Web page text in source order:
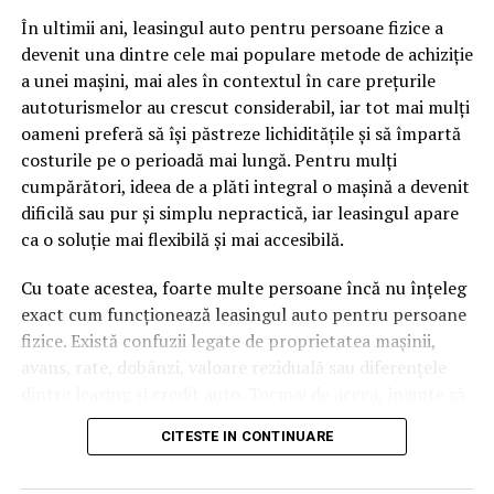
cuvinte tematice, scrise exact în limbajul în care se
caută.
Apoi vine partea de comportament. O pagină pe care
vizitatorii stau zece, cincisprezece minute ca să
urmărească replay-ul trimite un semnal greu de ignorat.
Google nu îți măsoară direct satisfacția, însă timpul
petrecut, scrollul și revenirile spun ceva despre cât de
util e materialul.
Și mai e ceva ce se uită ușor. Un webinar reușit atrage
linkuri aproape de la sine. Cineva îl menționează într-un
newsletter, altcineva îl citează într-un articol, un
partener îl trimite în comunitatea lui. Fiecare astfel de
tău, iar autoritatea e moneda forte în SEO.
În ultimii ani, leasingul auto pentru persoane fizice a
devenit una dintre cele mai populare metode de achiziție
a unei mașini, mai ales în contextul în care prețurile
autoturismelor au crescut considerabil, iar tot mai mulți
oameni preferă să își păstreze lichiditățile și să împartă
costurile pe o perioadă mai lungă. Pentru mulți
cumpărători, ideea de a plăti integral o mașină a devenit
dificilă sau pur și simplu nepractică, iar leasingul apare
ca o soluție mai flexibilă și mai accesibilă.
Cu toate acestea, foarte multe persoane încă nu înțeleg
exact cum funcționează leasingul auto pentru persoane
fizice. Există confuzii legate de proprietatea mașinii,
avans, rate, dobânzi, valoare reziduală sau diferențele
semnezi orice contract, este important să înțelegi clar
mecanismul acestui tip de finanțare și să știi la ce să fii
CITESTE IN CONTINUARE